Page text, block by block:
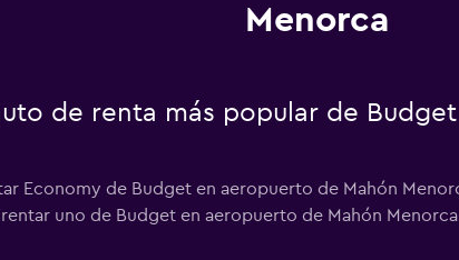
Menorca
de renta más popular de
Economy de Budget en aeropuerto de Mahón
uno de Budget en aeropuerto de Mahón